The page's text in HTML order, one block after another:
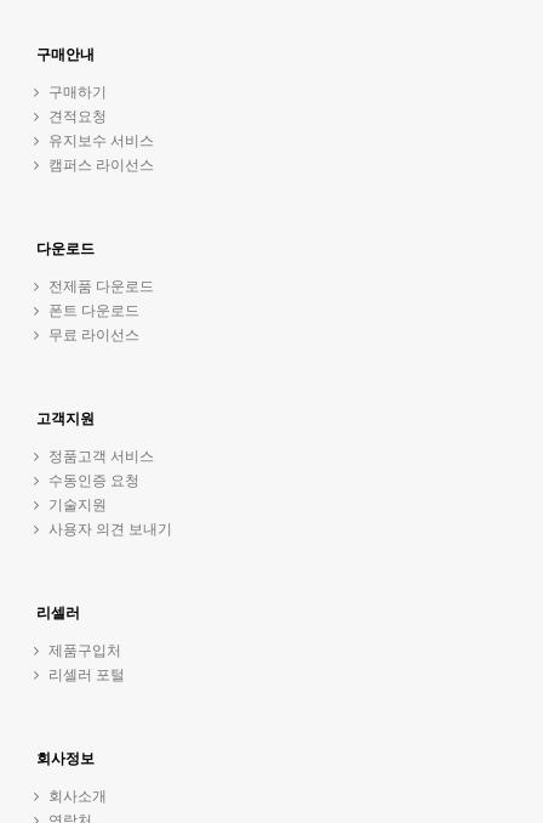
구매안내
구매하기
견적요청
유지보수 서비스
캠퍼스 라이선스
다운로드
전제품 다운로드
폰트 다운로드
무료 라이선스
고객지원
정품고객 서비스
수동인증 요청
기술지원
사용자 의견 보내기
리셀러
제품구입처
리셀러 포털
회사정보
회사소개
연락처